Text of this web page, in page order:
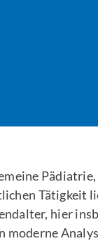
Tätigkeit
hier
moderne